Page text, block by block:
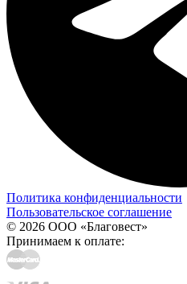
Политика конфиденциальности
Пользовательское соглашение
© 2026 ООО «Благовест»
Принимаем к оплате: